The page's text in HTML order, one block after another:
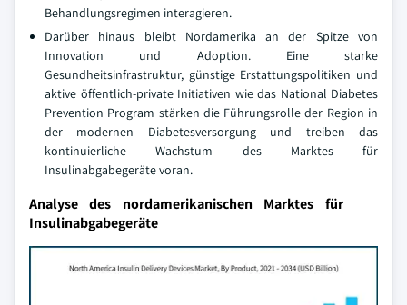
Behandlungsregimen interagieren.
Darüber hinaus bleibt Nordamerika an der Spitze von
Innovation und Adoption. Eine starke
Gesundheitsinfrastruktur, günstige Erstattungspolitiken und
aktive öffentlich-private Initiativen wie das National Diabetes
Prevention Program stärken die Führungsrolle der Region in
der modernen Diabetesversorgung und treiben das
kontinuierliche Wachstum des Marktes für
Insulinabgabegeräte voran.
Analyse des nordamerikanischen Marktes für
Insulinabgabegeräte